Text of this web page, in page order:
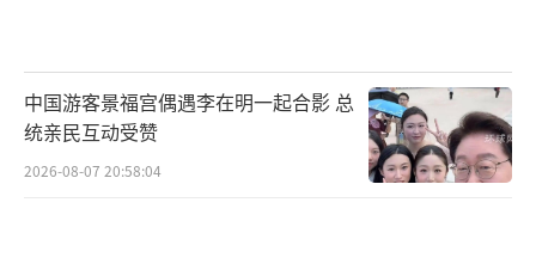
中国游客景福宫偶遇李在明一起合影 总
统亲民互动受赞
2026-08-07 20:58:04